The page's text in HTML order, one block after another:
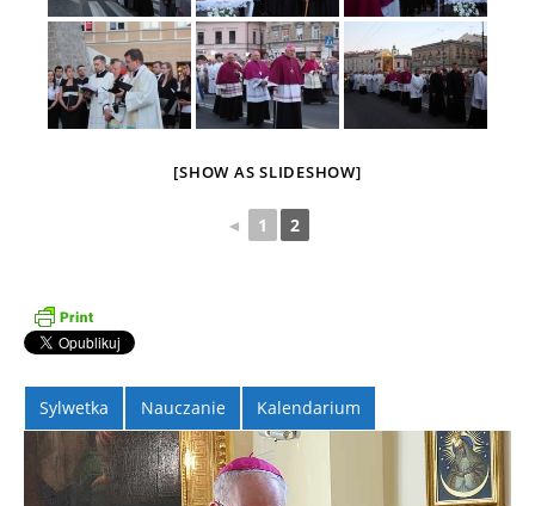
[SHOW AS SLIDESHOW]
◄ 1 2
Sylwetka Nauczanie Kalendarium